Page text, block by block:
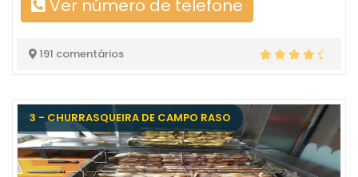
Ver número de telefone
191 comentários
3 - CHURRASQUEIRA DE CAMPO RASO